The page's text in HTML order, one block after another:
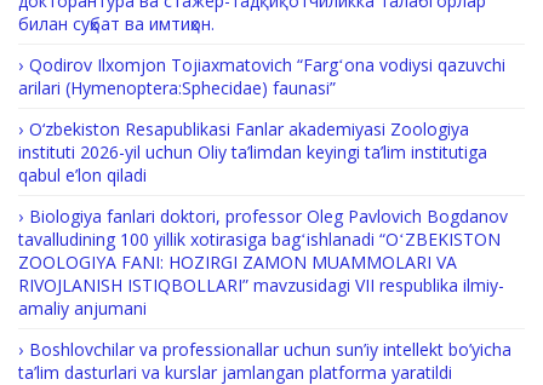
билан суҳбат ва имтиҳон.
Qodirov Ilxomjon Tojiaxmatovich “Fargʻona vodiysi qazuvchi
arilari (Hymenoptera:Sphecidae) faunasi”
O‘zbekiston Resapublikasi Fanlar akademiyasi Zoologiya
instituti 2026-yil uchun Oliy ta’limdan keyingi ta’lim institutiga
qabul e’lon qiladi
Biologiya fanlari doktori, professor Oleg Pavlovich Bogdanov
tavalludining 100 yillik xotirasiga bagʻishlanadi “OʻZBEKISTON
ZOOLOGIYA FANI: HOZIRGI ZAMON MUAMMOLARI VA
RIVOJLANISH ISTIQBOLLARI” mavzusidagi VII respublika ilmiy-
amaliy anjumani
Boshlovchilar va professionallar uchun sun’iy intellekt bo’yicha
ta’lim dasturlari va kurslar jamlangan platforma yaratildi